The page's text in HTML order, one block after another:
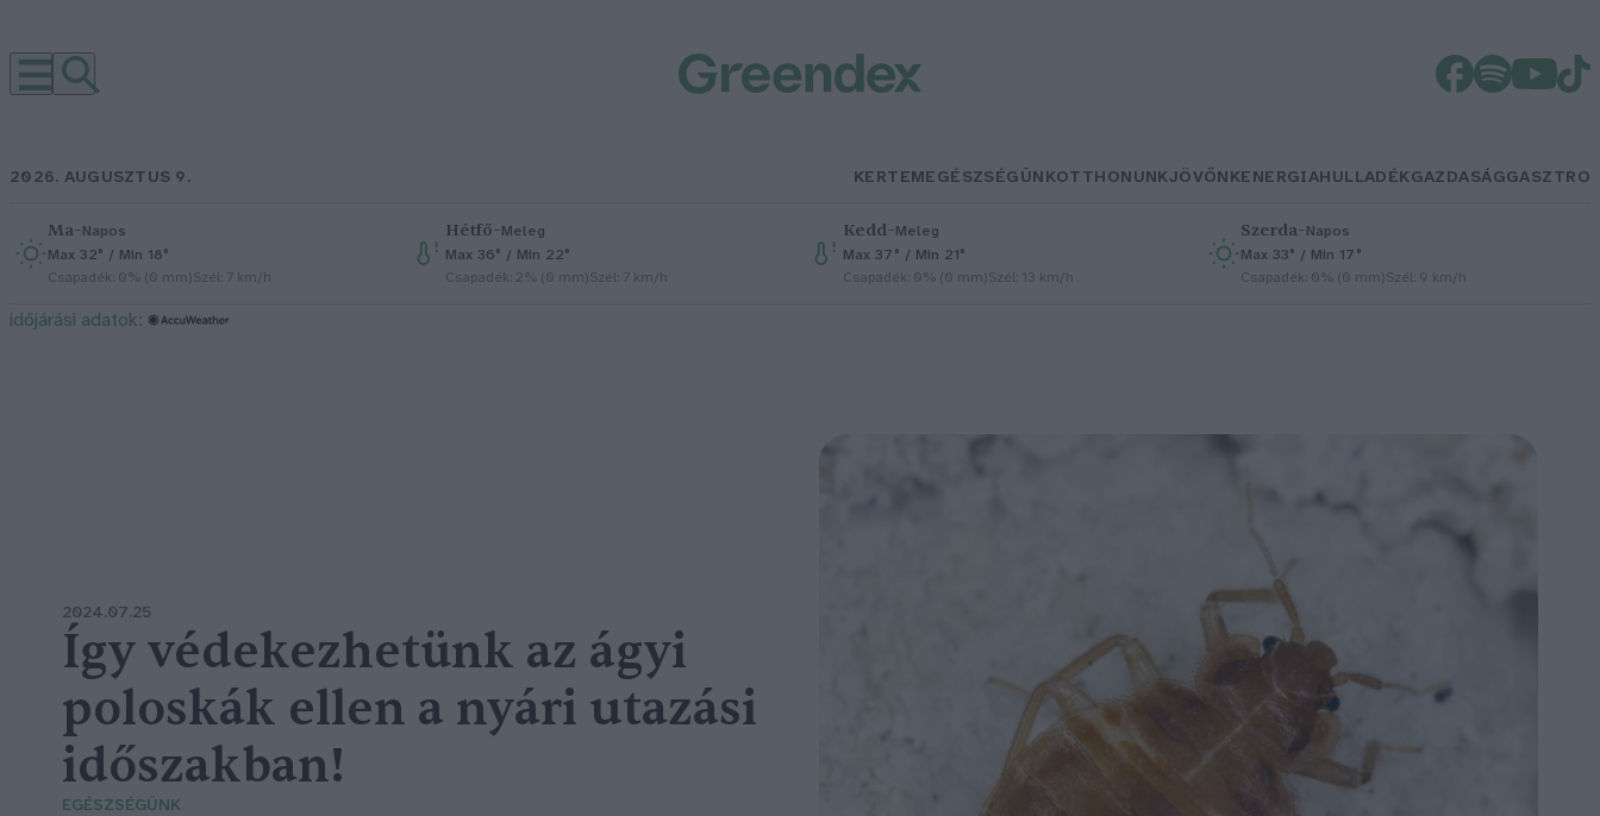
2026. AUGUSZTUS 9. KERTEMEGÉSZSÉGÜNKOTTHONUNKJÖVŐNKENERGIAHULLADÉKGAZDASÁGGASZTRO
Ma–Napos
Max 32° / Min 18°
Csapadék: 0% (0 mm)Szél: 7 km/h
Hétfő–Meleg
Max 36° / Min 22°
Csapadék: 2% (0 mm)Szél: 7 km/h
Kedd–Meleg
Max 37° / Min 21°
Csapadék: 0% (0 mm)Szél: 13 km/h
Szerda–Napos
Max 33° / Min 17°
Csapadék: 0% (0 mm)Szél: 9 km/h
időjárási adatok:
2024.07.25
Így védekezhetünk az ágyi
poloskák ellen a nyári utazási
időszakban!
EGÉSZSÉGÜNK